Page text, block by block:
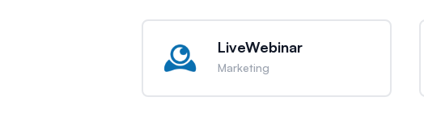
LiveWebinar
Marketing